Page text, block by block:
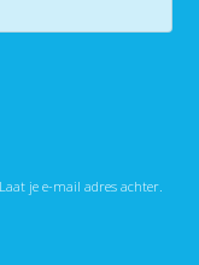
je e-mail adres achter.